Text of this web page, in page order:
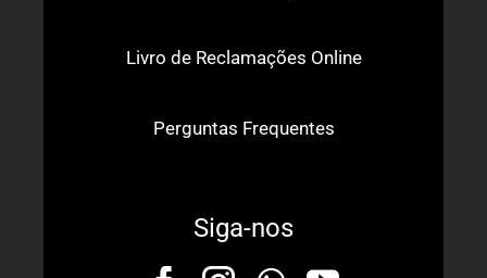
Livro de Reclamações Online
Perguntas Frequentes
Siga-nos